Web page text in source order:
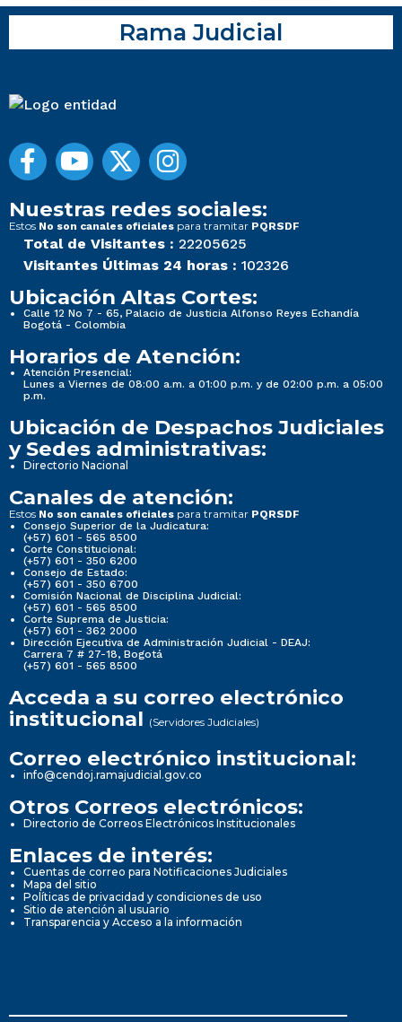
Rama Judicial
Nuestras redes sociales:
Estos No son canales oficiales para tramitar PQRSDF
Total de Visitantes : 22205625
Visitantes Últimas 24 horas : 102326
Ubicación Altas Cortes:
Calle 12 No 7 - 65, Palacio de Justicia Alfonso Reyes Echandía
Bogotá - Colombia
Horarios de Atención:
Atención Presencial:
Lunes a Viernes de 08:00 a.m. a 01:00 p.m. y de 02:00 p.m. a 05:00
p.m.
Ubicación de Despachos Judiciales
y Sedes administrativas:
Directorio Nacional
Canales de atención:
Estos No son canales oficiales para tramitar PQRSDF
Consejo Superior de la Judicatura:
(+57) 601 - 565 8500
Corte Constitucional:
(+57) 601 - 350 6200
Consejo de Estado:
(+57) 601 - 350 6700
Comisión Nacional de Disciplina Judicial:
(+57) 601 - 565 8500
Corte Suprema de Justicia:
(+57) 601 - 362 2000
Dirección Ejecutiva de Administración Judicial - DEAJ:
Carrera 7 # 27-18, Bogotá
(+57) 601 - 565 8500
Acceda a su correo electrónico
institucional (Servidores Judiciales)
Correo electrónico institucional:
info@cendoj.ramajudicial.gov.co
Otros Correos electrónicos:
Directorio de Correos Electrónicos Institucionales
Enlaces de interés:
Cuentas de correo para Notificaciones Judiciales
Mapa del sitio
Políticas de privacidad y condiciones de uso
Sitio de atención al usuario
Transparencia y Acceso a la información